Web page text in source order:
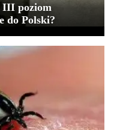
III poziom
do Polski?